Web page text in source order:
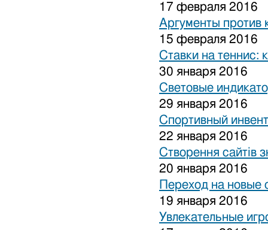
17 февраля 2016
Аргументы против
15 февраля 2016
Ставки на теннис:
30 января 2016
Световые
29 января 2016
Спортивный
22 января 2016
Створення сайтів
20 января 2016
Переход на новые
19 января 2016
Увлекательные